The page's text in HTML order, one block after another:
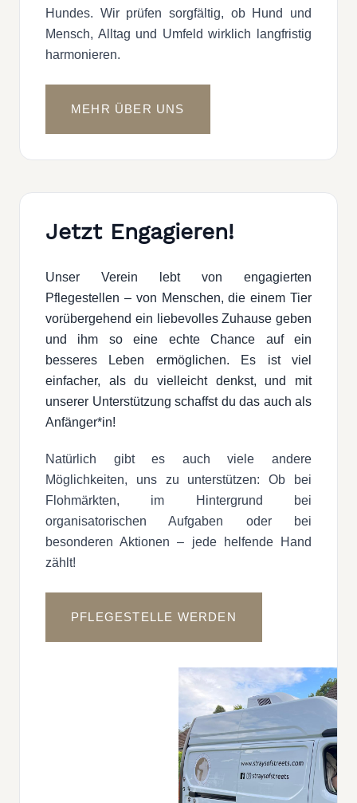
Hundes. Wir prüfen sorgfältig, ob Hund und
Mensch, Alltag und Umfeld wirklich langfristig
harmonieren.
MEHR ÜBER UNS
Jetzt Engagieren!
Unser Verein lebt von engagierten
Pflegestellen – von Menschen, die einem Tier
vorübergehend ein liebevolles Zuhause geben
und ihm so eine echte Chance auf ein
besseres Leben ermöglichen. Es ist viel
einfacher, als du vielleicht denkst, und mit
unserer Unterstützung schaffst du das auch als
Anfänger*in!
Natürlich gibt es auch viele andere
Möglichkeiten, uns zu unterstützen: Ob bei
Flohmärkten, im Hintergrund bei
organisatorischen Aufgaben oder bei
besonderen Aktionen – jede helfende Hand
zählt!
PFLEGESTELLE WERDEN